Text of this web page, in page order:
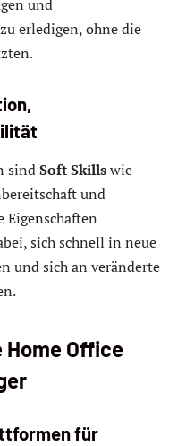
und
erledigen, ohne die
sindSoft Skillswie
und
Eigenschaften
sich schnell in neue
und sich an veränderte
Office
für